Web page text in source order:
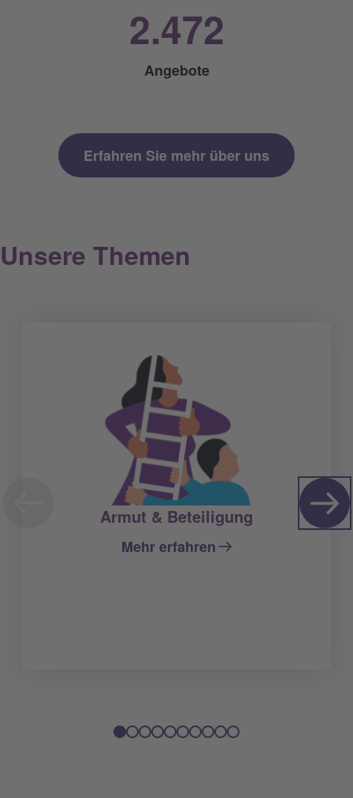
2.472
Angebote
Erfahren Sie mehr über uns
Unsere Themen
Armut & Beteiligung
Mehr erfahren